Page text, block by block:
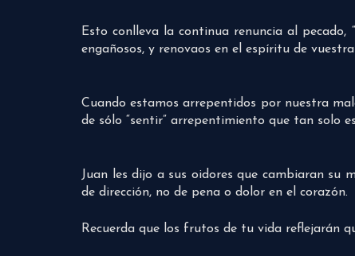
Esto conlleva la continua renuncia al
engañosos, y renovaos en el espíritu de
Cuando estamos arrepentidos por nuestra
de sólo “sentir” arrepentimiento que tan solo
Juan les dijo a sus oidores que cambiaran su
de dirección, no de pena o dolor en el corazón.
Recuerda que los frutos de tu vida reflejarán